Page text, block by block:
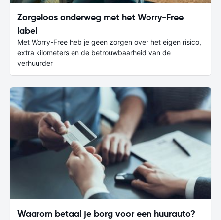
Zorgeloos onderweg met het Worry-Free
label
Met Worry-Free heb je geen zorgen over het eigen risico,
extra kilometers en de betrouwbaarheid van de
verhuurder
Waarom betaal je borg voor een huurauto?